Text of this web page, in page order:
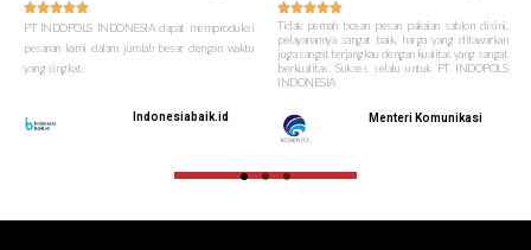

PT INDOPOLS INDONESIA dapat memproduksi
pesanan kami dalam jumlah besar dengan waktu
yang singkat.
Indonesiabaik.id

Tidak pernah bosan pesan pakaian sablon disini,
pelayanannya sangat baik, harga yang ditawarkan
juga sangat terjangkau dengan kualitas yang sangat
berkualitas. Sukses selalu untuk PT INDOPOLS
INDONESIA
Menteri Komunikasi